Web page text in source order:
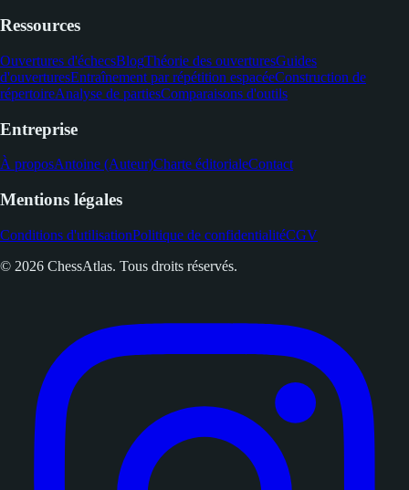
Ressources
Ouvertures d'échecsBlogThéorie des ouverturesGuides
d'ouverturesEntraînement par répétition espacéeConstruction de
répertoireAnalyse de partiesComparaisons d'outils
Entreprise
À proposAntoine (Auteur)Charte éditorialeContact
Mentions légales
Conditions d'utilisationPolitique de confidentialitéCGV
© 2026 ChessAtlas. Tous droits réservés.